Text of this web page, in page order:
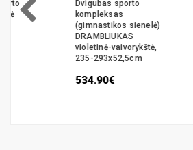
Dvigubas sporto
kompleksas
(gimnastikos sienelė)
DRAMBLIUKAS
violetinė-vaivorykštė,
235-293x52,5cm
534.90€